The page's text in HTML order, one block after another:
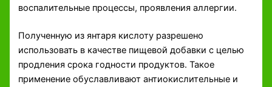
воспалительные процессы, проявления аллергии.
Полученную из янтаря кислоту разрешено
использовать в качестве пищевой добавки с целью
продления срока годности продуктов. Такое
применение обуславливают антиокислительные и